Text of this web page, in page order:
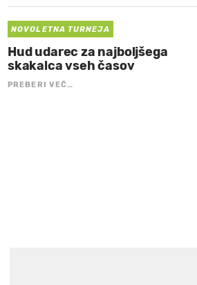
NOVOLETNA TURNEJA
Hud udarec za najboljšega
skakalca vseh časov
PREBERI VEČ…